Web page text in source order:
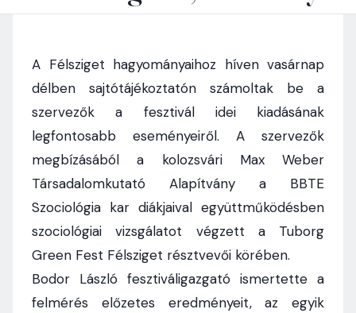
A Félsziget hagyományaihoz híven vasárnap
délben sajtótájékoztatón számoltak be a
szervezők a fesztivál idei kiadásának
legfontosabb eseményeiről. A szervezők
megbízásából a kolozsvári Max Weber
Társadalomkutató Alapítvány a BBTE
Szociológia kar diákjaival együttműködésben
szociológiai vizsgálatot végzett a Tuborg
Green Fest Félsziget résztvevői körében.
Bodor László fesztiváligazgató ismertette a
felmérés előzetes eredményeit, az egyik